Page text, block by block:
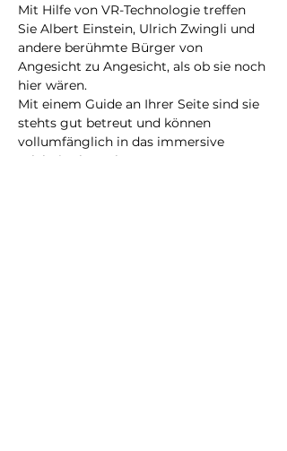
Mit Hilfe von VR-Technologie treffen
Sie Albert Einstein, Ulrich Zwingli und
andere berühmte Bürger von
Angesicht zu Angesicht, als ob sie noch
hier wären.
Mit einem Guide an Ihrer Seite sind sie
stehts gut betreut und können
vollumfänglich in das immersive
Erlebnis abtauchen.